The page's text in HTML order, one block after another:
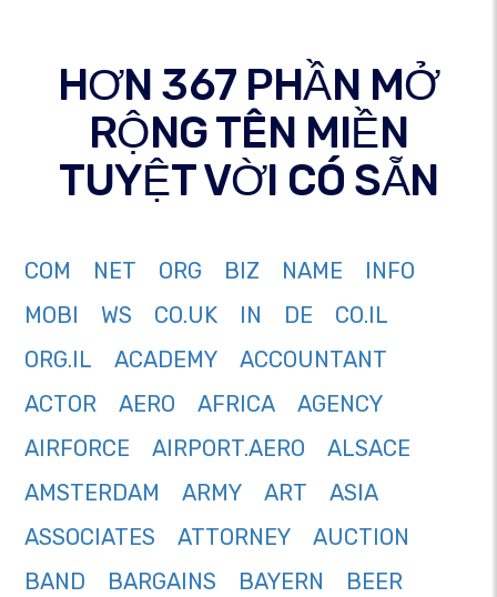
HƠN 367 PHẦN MỞ
RỘNG TÊN MIỀN
TUYỆT VỜI CÓ SẴN
COM NET ORG BIZ NAME
INFO
MOBI
WS CO.UK IN DE
CO.IL
ORG.IL
ACADEMY
ACCOUNTANT
ACTOR
AERO AFRICA
AGENCY
AIRFORCE
AIRPORT.AERO
ALSACE
AMSTERDAM
ARMY ART
ASIA
ASSOCIATES
ATTORNEY
AUCTION
BAND
BARGAINS BAYERN
BEER